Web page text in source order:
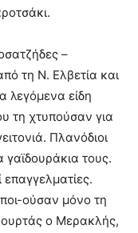
–
τη Ν. Ελβετία και
λεγόμενα είδη
τη χτυπούσαν για
Πλανόδιοι
γαϊδουράκια τους.
επαγγελματίες.
ούσαν μόνο τη
ο Μερακλής,